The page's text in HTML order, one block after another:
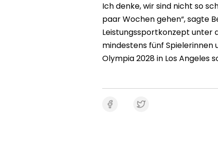
Ich denke, wir sind nicht so
paar Wochen gehen“, sagte
Leistungssportkonzept unter
mindestens fünf Spielerinnen
Olympia 2028 in Los Angeles